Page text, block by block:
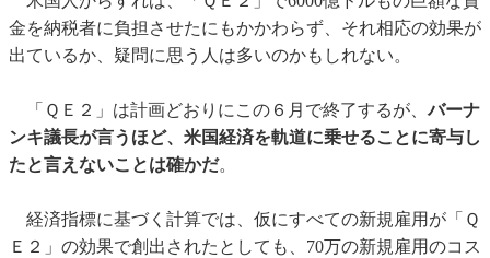
金を納税者に負担させたにもかかわらず、それ相応の効果が
出ているか、疑問に思う人は多いのかもしれない。
「ＱＥ２」は計画どおりにこの６月で終了するが、バーナ
ンキ議長が言うほど、米国経済を軌道に乗せることに寄与し
たと言えないことは確かだ。
経済指標に基づく計算では、仮にすべての新規雇用が「Ｑ
Ｅ２」の効果で創出されたとしても、70万の新規雇用のコス